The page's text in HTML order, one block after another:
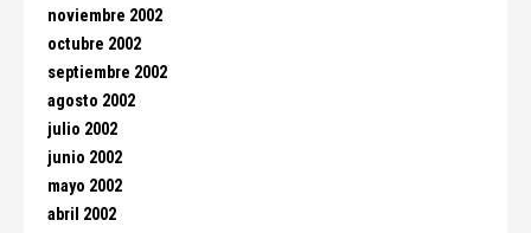
noviembre 2002
octubre 2002
septiembre 2002
agosto 2002
julio 2002
junio 2002
mayo 2002
abril 2002